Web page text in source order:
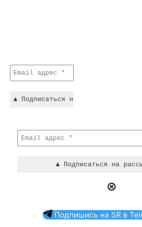
Подпишись на SR в